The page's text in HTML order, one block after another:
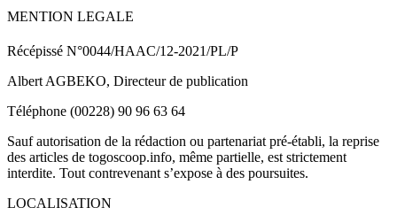
MENTION LEGALE
Récépissé N°0044/HAAC/12-2021/PL/P
Albert AGBEKO, Directeur de publication
Téléphone (00228) 90 96 63 64
Sauf autorisation de la rédaction ou partenariat pré-établi, la reprise
des articles de togoscoop.info, même partielle, est strictement
interdite. Tout contrevenant s’expose à des poursuites.
LOCALISATION